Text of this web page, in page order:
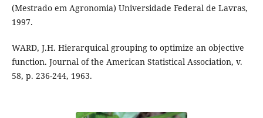
(Mestrado em Agronomia) Universidade Federal de Lavras,
1997.
WARD, J.H. Hierarquical grouping to optimize an objective
function. Journal of the American Statistical Association, v.
58, p. 236-244, 1963.